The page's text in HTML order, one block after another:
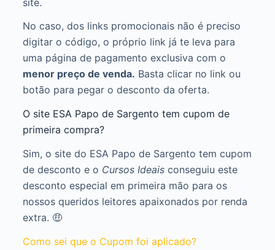
No caso, dos links promocionais não é preciso
digitar o código, o próprio link já te leva para
uma página de pagamento exclusiva com o
menor preço de venda. Basta clicar no link ou
botão para pegar o desconto da oferta.
O site ESA Papo de Sargento tem cupom de
primeira compra?
Sim, o site do ESA Papo de Sargento tem cupom
de desconto e o Cursos Ideaisconseguiu este
desconto especial em primeira mão para os
nossos queridos leitores apaixonados por renda
extra. 🤑
Como sei que o Cupom foi aplicado?